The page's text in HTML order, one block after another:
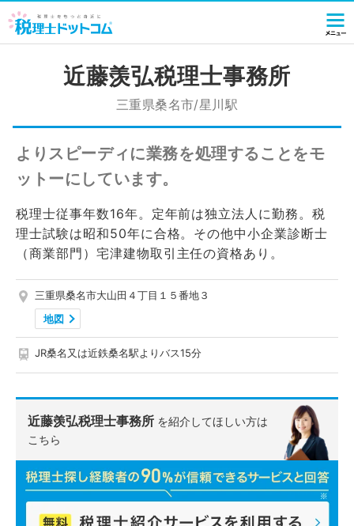
近藤羡弘税理士事務所
三重県桑名市/星川駅
よりスピーディに業務を処理することをモ
ットーにしています。
税理士従事年数16年。定年前は独立法人に勤務。税
理士試験は昭和50年に合格。その他中小企業診断士
（商業部門）宅津建物取引主任の資格あり。
三重県桑名市大山田４丁目１５番地３
地図
JR桑名又は近鉄桑名駅よりバス15分
近藤羡弘税理士事務所 を紹介してほしい方は
こちら